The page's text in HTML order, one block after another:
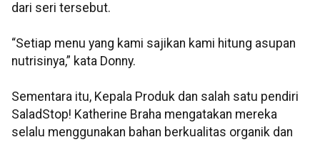
dari seri tersebut.
“Setiap menu yang kami sajikan kami hitung asupan
nutrisinya,” kata Donny.
Sementara itu, Kepala Produk dan salah satu pendiri
SaladStop! Katherine Braha mengatakan mereka
selalu menggunakan bahan berkualitas organik dan